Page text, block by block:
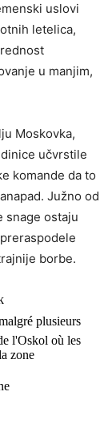
uslovi
letelica,
u manjim,
Moskovka,
učvrstile
komande da to
Južno od
snage ostaju
borbe.
plusieurs
l'Oskol où les
zone